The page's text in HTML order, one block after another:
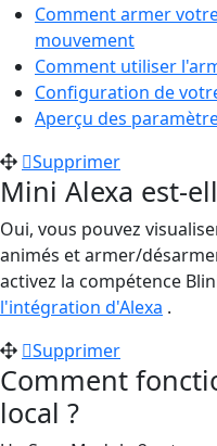
Comment armer
mouvement
Comment utiliser
Configuration de
Aperçu des
Supprimer
Mini Alexa est-
Oui, vous pouvez
animés et armer/
activez la compétence
l'intégration d'Alexa .
Supprimer
Comment
local ?